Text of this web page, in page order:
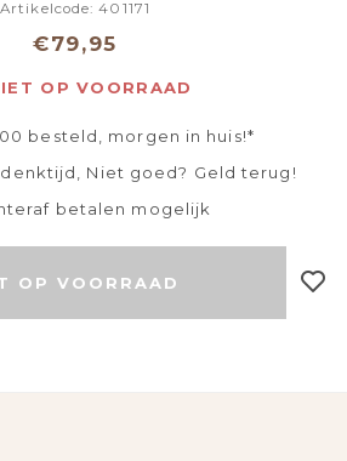
Artikelcode: 401171
€79,95
OP VOORRAAD
besteld, morgen in huis!*
Niet goed? Geld terug!
betalen mogelijk
OP VOORRAAD